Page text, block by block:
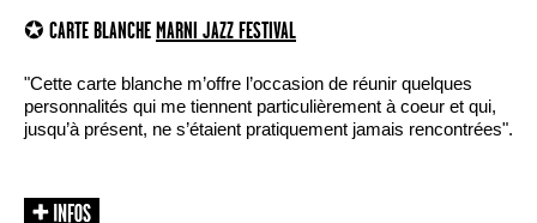
✪ CARTE BLANCHE MARNI JAZZ FESTIVAL
"Cette carte blanche m’offre l’occasion de réunir quelques
personnalités qui me tiennent particulièrement à coeur et qui,
jusqu’à présent, ne s’étaient pratiquement jamais rencontrées".